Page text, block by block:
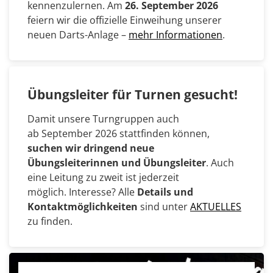
kennenzulernen. Am 26. September 2026
feiern wir die offizielle Einweihung unserer
neuen Darts-Anlage – mehr Informationen.
Übungsleiter für Turnen gesucht!
Damit unsere Turngruppen auch
ab September 2026 stattfinden können,
suchen wir dringend neue
Übungsleiterinnen und Übungsleiter. Auch
eine Leitung zu zweit ist jederzeit
möglich. Interesse? Alle Details und
Kontaktmöglichkeiten sind unterAKTUELLES
zu finden.